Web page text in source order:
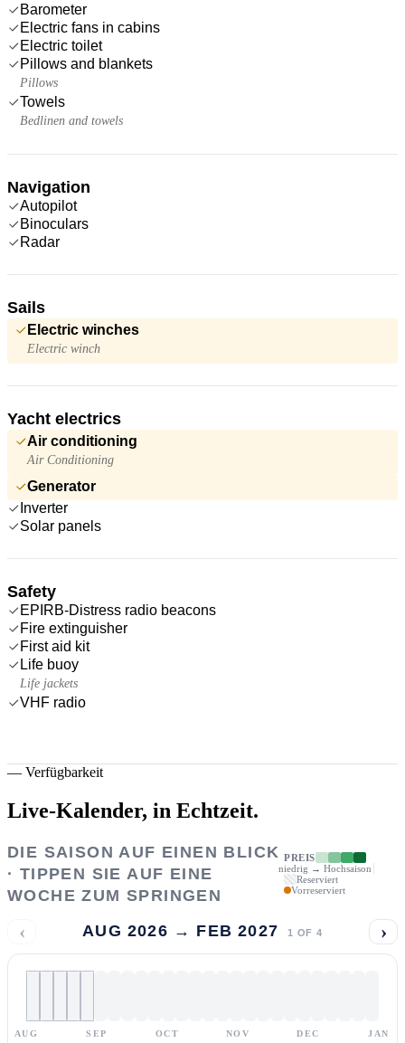
Barometer
Electric fans in cabins
Electric toilet
Pillows and blankets
Pillows
Towels
Bedlinen and towels
Navigation
Autopilot
Binoculars
Radar
Sails
Electric winches
Electric winch
Yacht electrics
Air conditioning
Air Conditioning
Generator
Inverter
Solar panels
Safety
EPIRB-Distress radio beacons
Fire extinguisher
First aid kit
Life buoy
Life jackets
VHF radio
— Verfügbarkeit
Live-Kalender, in Echtzeit.
DIE SAISON AUF EINEN BLICK
· TIPPEN SIE AUF EINE
WOCHE ZUM SPRINGEN
PREIS
niedrig → Hochsaison
Reserviert
Vorreserviert
‹ AUG 2026 → FEB 2027 1 OF 4 ›
AUG SEP OCT NOV DEC JAN